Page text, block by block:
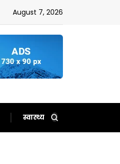
August 7, 2026
स्वास्थ्य